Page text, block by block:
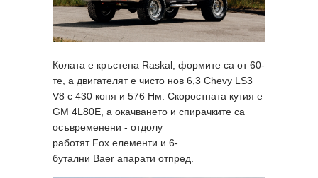
Колата е кръстена Raskal, формите са от 60-
те, а двигателят е чисто нов 6,3 Chevy LS3
V8 с 430 коня и 576 Нм. Скоростната кутия е
GM 4L80E, а окачването и спирачките са
осъвременени - отдолу
работят Fox елементи и 6-
бутални Baer апарати отпред.